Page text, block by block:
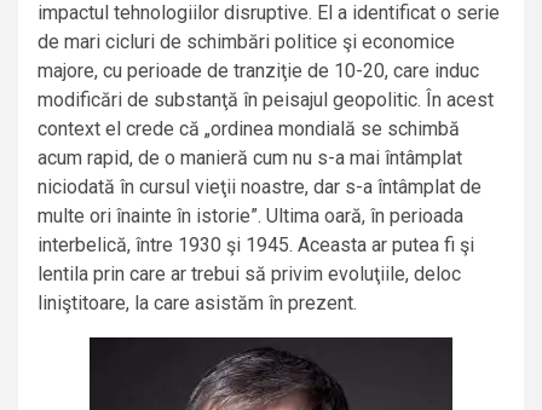
impactul tehnologiilor disruptive. El a identificat o serie
de mari cicluri de schimbări politice şi economice
majore, cu perioade de tranziţie de 10-20, care induc
modificări de substanţă în peisajul geopolitic. În acest
context el crede că „ordinea mondială se schimbă
acum rapid, de o manieră cum nu s-a mai întâmplat
niciodată în cursul vieţii noastre, dar s-a întâmplat de
multe ori înainte în istorie”. Ultima oară, în perioada
interbelică, între 1930 şi 1945. Aceasta ar putea fi şi
lentila prin care ar trebui să privim evoluţiile, deloc
liniştitoare, la care asistăm în prezent.